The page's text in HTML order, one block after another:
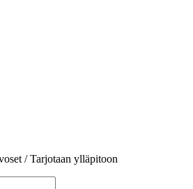
/ Tarjotaan ylläpitoon